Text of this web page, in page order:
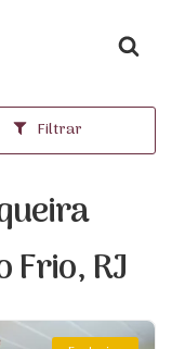
Filtrar
Frio, RJ